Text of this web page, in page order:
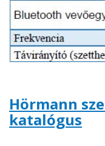
Hörmann
katalógus